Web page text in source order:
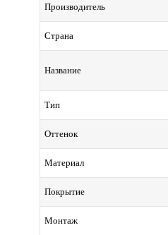
Производитель
Страна
Название
Тип
Оттенок
Материал
Покрытие
Монтаж